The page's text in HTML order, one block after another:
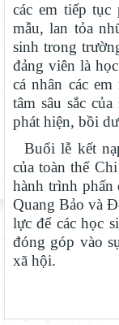
các em tiếp
mẫu, lan tỏa
sinh trong
đảng viên là
cá nhân các
tâm sâu sắc
phát hiện, bồi
Buổi lễ kết
của toàn thể
hành trình phấn
Quang Bảo và
lực để các học
đóng góp vào
xã hội.
Chính phủ ban hành Nghị quyết quy định cơ cấu, số lượng và
chính sách đối với
sắp xếp cơ sở giáo
Sáng đèn công
Đánh giá tình hình triển khai sắp xếp, tổ chức cơ sở giáo dục
công lập tại các địa
trước năm học mới
Bộ Giáo dục và Đào tạo ban hành khung thời gian năm học từ
năm học 2026–2027
Phó Chủ tịch UBND tỉnh Lâm Đồng Nguyễn Minh kiểm tra tiến
độ Dự án Trường
Khởi đầu định